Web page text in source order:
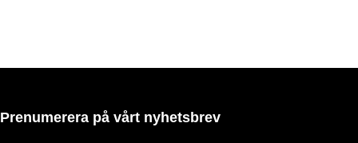
Prenumerera på vårt nyhetsbrev